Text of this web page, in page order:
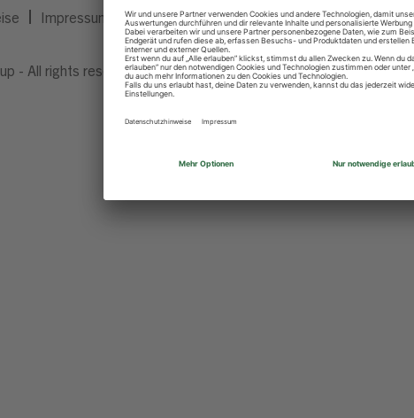
Impressum Privatsphäre-Einstellungen
- All rights reserved